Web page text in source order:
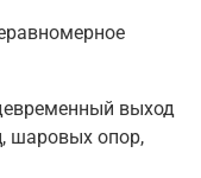
выход
шаровых опор,